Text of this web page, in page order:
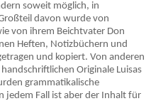
soweit möglich, in
davon wurde von
von ihrem Beichtvater Don
Heften, Notizbüchern und
und kopiert. Von anderen
Originale Luisas
grammatikalische
Fall ist aber der Inhalt für